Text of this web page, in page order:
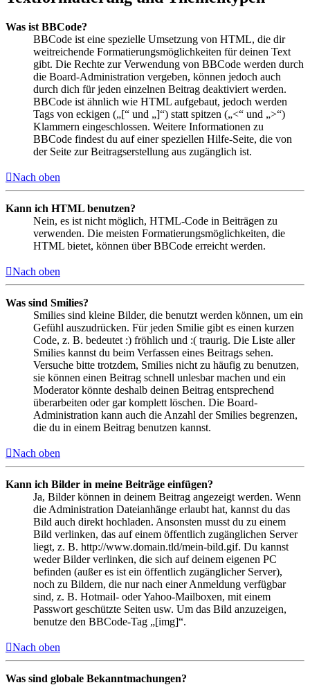
Was ist BBCode?
BBCode ist eine spezielle Umsetzung von HTML, die dir
weitreichende Formatierungsmöglichkeiten für deinen Text
gibt. Die Rechte zur Verwendung von BBCode werden durch
die Board-Administration vergeben, können jedoch auch
durch dich für jeden einzelnen Beitrag deaktiviert werden.
BBCode ist ähnlich wie HTML aufgebaut, jedoch werden
Tags von eckigen („[“ und „]“) statt spitzen („<“ und „>“)
Klammern eingeschlossen. Weitere Informationen zu
BBCode findest du auf einer speziellen Hilfe-Seite, die von
der Seite zur Beitragserstellung aus zugänglich ist.
Nach oben
Kann ich HTML benutzen?
Nein, es ist nicht möglich, HTML-Code in Beiträgen zu
verwenden. Die meisten Formatierungsmöglichkeiten, die
HTML bietet, können über BBCode erreicht werden.
Nach oben
Was sind Smilies?
Smilies sind kleine Bilder, die benutzt werden können, um ein
Gefühl auszudrücken. Für jeden Smilie gibt es einen kurzen
Code, z. B. bedeutet :) fröhlich und :( traurig. Die Liste aller
Smilies kannst du beim Verfassen eines Beitrags sehen.
Versuche bitte trotzdem, Smilies nicht zu häufig zu benutzen,
sie können einen Beitrag schnell unlesbar machen und ein
Moderator könnte deshalb deinen Beitrag entsprechend
überarbeiten oder gar komplett löschen. Die Board-
Administration kann auch die Anzahl der Smilies begrenzen,
die du in einem Beitrag benutzen kannst.
Nach oben
Kann ich Bilder in meine Beiträge einfügen?
Ja, Bilder können in deinem Beitrag angezeigt werden. Wenn
die Administration Dateianhänge erlaubt hat, kannst du das
Bild auch direkt hochladen. Ansonsten musst du zu einem
Bild verlinken, das auf einem öffentlich zugänglichen Server
liegt, z. B. http://www.domain.tld/mein-bild.gif. Du kannst
weder Bilder verlinken, die sich auf deinem eigenen PC
befinden (außer es ist ein öffentlich zugänglicher Server),
noch zu Bildern, die nur nach einer Anmeldung verfügbar
sind, z. B. Hotmail- oder Yahoo-Mailboxen, mit einem
Passwort geschützte Seiten usw. Um das Bild anzuzeigen,
benutze den BBCode-Tag „[img]“.
Nach oben
Was sind globale Bekanntmachungen?